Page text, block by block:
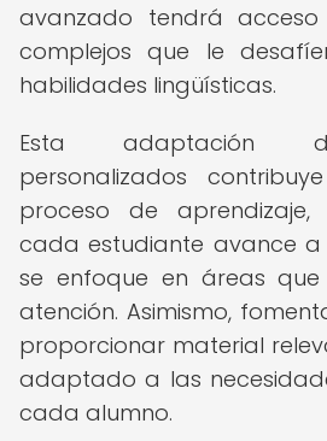
avanzado tendrá
complejos que le
habilidades lingüísticas.
Esta adaptación
personalizados
proceso de aprendizaje,
cada estudiante avance
se enfoque en áreas
atención. Asimismo,
proporcionar material
adaptado a las
cada alumno.